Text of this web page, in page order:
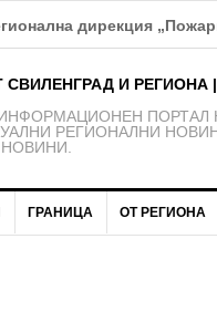
дирекция
И РЕГИОНА |
ПОРТАЛ
РЕГИОНАЛНИ
ГРАНИЦА ОТ РЕГИОНА